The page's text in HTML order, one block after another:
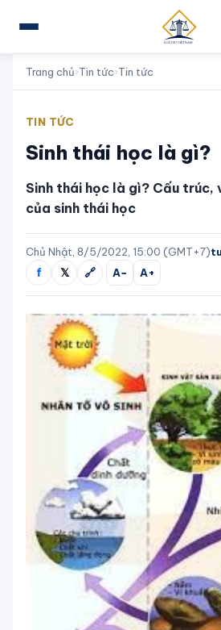
Trang chủ›Tin tức›Tin tức
TIN TỨC
Sinh thái học là gì?
Sinh thái học là gì? Cấu
của sinh thái học
Chủ Nhật, 8/5/2022, 15:00 (GMT+7)
f 𝕏 🔗 A− A+